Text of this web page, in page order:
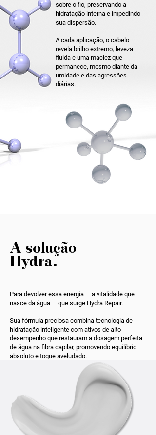
sobre o fio, preservando a
hidratação interna e impedindo
sua dispersão.
A cada aplicação, o cabelo
revela brilho extremo, leveza
fluida e uma maciez que
permanece, mesmo diante da
umidade e das agressões
diárias.
A solução
Hydra.
Para devolver essa energia — a vitalidade que
nasce da água — que surge Hydra Repair.
Sua fórmula preciosa combina tecnologia de
hidratação inteligente com ativos de alto
desempenho que restauram a dosagem perfeita
de água na fibra capilar, promovendo equilíbrio
absoluto e toque aveludado.